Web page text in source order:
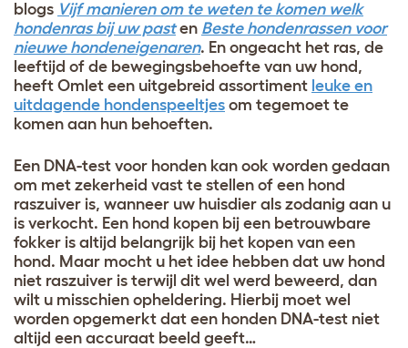
blogs Vijf manieren om te weten te komen welk
hondenras bij uw pasten Beste hondenrassen voor
nieuwe hondeneigenaren. En ongeacht het ras, de
leeftijd of de bewegingsbehoefte van uw hond,
heeft Omlet een uitgebreid assortiment leuke en
uitdagende hondenspeeltjes om tegemoet te
komen aan hun behoeften.
Een DNA-test voor honden kan ook worden gedaan
om met zekerheid vast te stellen of een hond
raszuiver is, wanneer uw huisdier als zodanig aan u
is verkocht. Een hond kopen bij een betrouwbare
fokker is altijd belangrijk bij het kopen van een
hond. Maar mocht u het idee hebben dat uw hond
niet raszuiver is terwijl dit wel werd beweerd, dan
wilt u misschien opheldering. Hierbij moet wel
worden opgemerkt dat een honden DNA-test niet
altijd een accuraat beeld geeft…